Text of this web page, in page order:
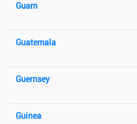
Guam
Guatemala
Guernsey
Guinea